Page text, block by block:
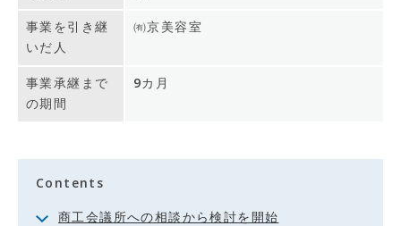
事業を引き継
いだ人
㈲京美容室
事業承継まで
の期間
9カ月
Contents
商工会議所への相談から検討を開始